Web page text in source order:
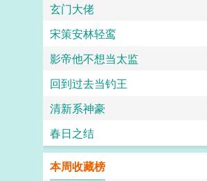
玄门大佬
宋策安林轻鸾
影帝他不想当太监
回到过去当钓王
清新系神豪
春日之结
本周收藏榜